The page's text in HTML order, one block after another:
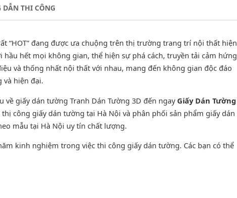
DẪN THI CÔNG
“HOT” đang được ưa chuộng trên thị trường trang trí nội thất hiện
hầu hết mọi không gian, thể hiện sự phá cách, truyền tải cảm hứng
và thống nhất nội thất với nhau, mang đến không gian độc đáo
và hiện đại.
về giấy dán tường Tranh Dán Tường 3D đến ngayGiấy Dán Tường
công giấy dán tường tại Hà Nội và phân phối sản phẩm giấy dán
mẫu tại Hà Nội uy tín chất lượng.
kinh nghiệm trong việc thi công giấy dán tường. Các bạn có thể